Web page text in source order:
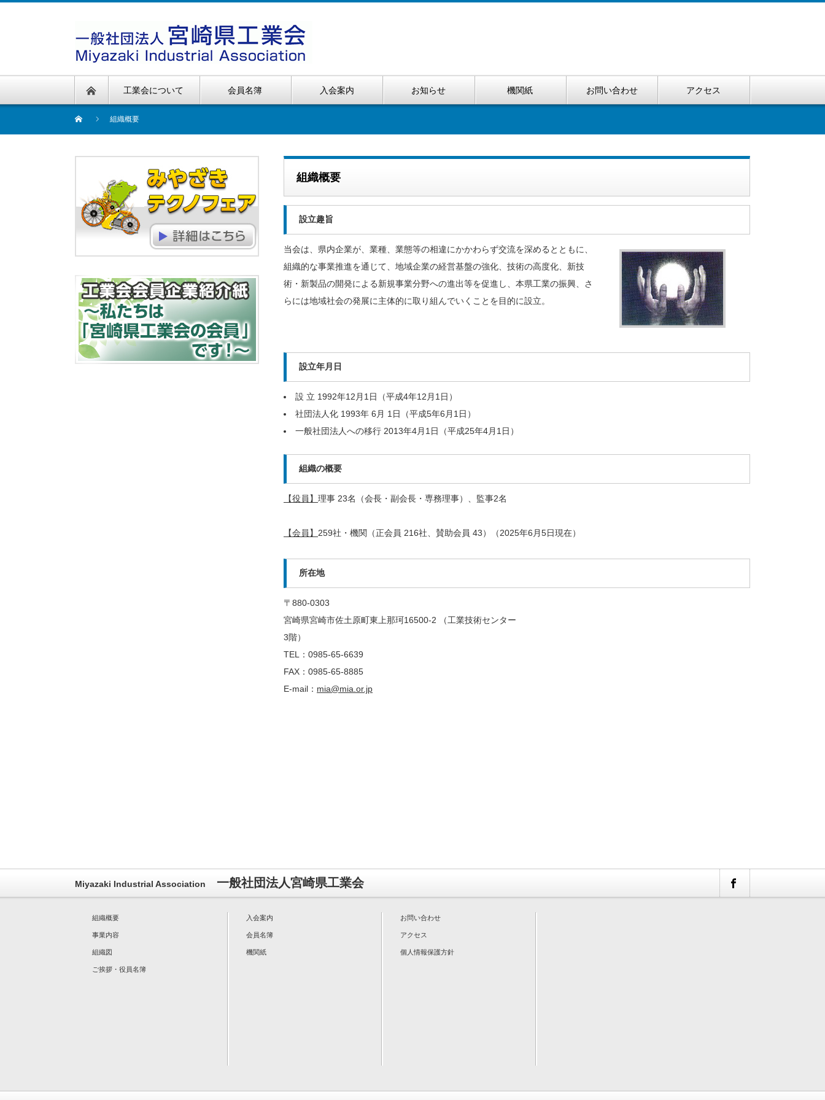
工業会について 会員名簿 入会案内 お知らせ 機関紙 お問い合わせ アクセス
組織概要
組織概要
設立趣旨
当会は、県内企業が、業種、業態等の相違にかかわらず交流を深めるとともに、
組織的な事業推進を通じて、地域企業の経営基盤の強化、技術の高度化、新技
術・新製品の開発による新規事業分野への進出等を促進し、本県工業の振興、さ
らには地域社会の発展に主体的に取り組んでいくことを目的に設立。
設立年月日
設 立 1992年12月1日（平成4年12月1日）
社団法人化 1993年 6月 1日（平成5年6月1日）
一般社団法人への移行 2013年4月1日（平成25年4月1日）
組織の概要
【役員】 理事 23名（会長・副会長・専務理事）、監事2名
【会員】 259社・機関（正会員 216社、賛助会員 43）（2025年6月5日現在）
所在地
〒880-0303
宮崎県宮崎市佐土原町東上那珂16500-2 （工業技術センター
3階）
TEL：0985-65-6639
FAX：0985-65-8885
E-mail： mia@mia.or.jp
Miyazaki Industrial Association 一般社団法人宮崎県工業会
組織概要
事業内容
組織図
ご挨拶・役員名簿
入会案内
会員名簿
機関紙
お問い合わせ
アクセス
個人情報保護方針